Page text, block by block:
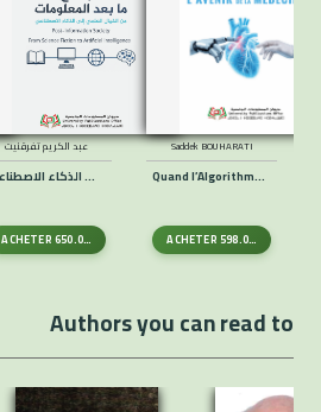
عبد الكريم تفرقنيت
مجتمع ما بعد المعلومات من الخيال العلمي إلى الذكاء الاصطناعي Post-information Society From Science Fiction to Artificiel Intelligence
ACHETER650.00DA
Saddek BOUHARATI
Quand l’Algorithme Guérit: L’Avenir de la Medicine
ACHETER598.00DA
Authors you can read to